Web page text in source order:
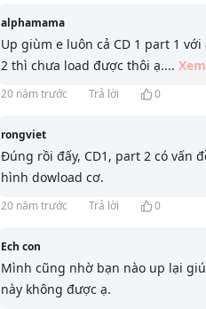
alphamama
Up giùm e luôn cả CD 1 part 1
2 thì chưa load được thôi ạ....
20 năm trước Trả lời 0
rongviet
Đúng rồi đấy, CD1, part 2 có vấn
hình dowload cơ.
20 năm trước Trả lời 0
Ech con
Mình cũng nhờ bạn nào up lại
này không được ạ.